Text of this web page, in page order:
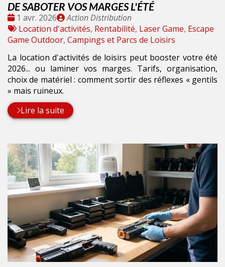
DE SABOTER VOS MARGES L'ÉTÉ
Date
:
1 avr. 2026
Publié
par
Action Distribution
Tags
:
Location d'activités, Rentabilité, Laser Game, Escape
Game Outdoor, Campings et Parcs de Loisirs
La location d'activités de loisirs peut booster votre été
2026... ou laminer vos marges. Tarifs, organisation,
choix de matériel : comment sortir des réflexes « gentils
» mais ruineux.
Lire la suite